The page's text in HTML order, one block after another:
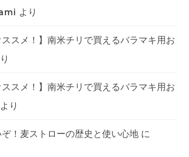
より
ススメ！】南米チリで買えるバラマキ用お
ススメ！】南米チリで買えるバラマキ用お
より
！麦ストローの歴史と使い心地 に